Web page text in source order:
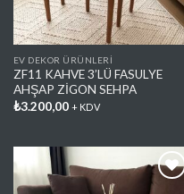
EV DEKOR ÜRÜNLERİ
ZF11 KAHVE 3’LÜ FASULYE
AHŞAP ZİGON SEHPA
₺3.200,00 + KDV